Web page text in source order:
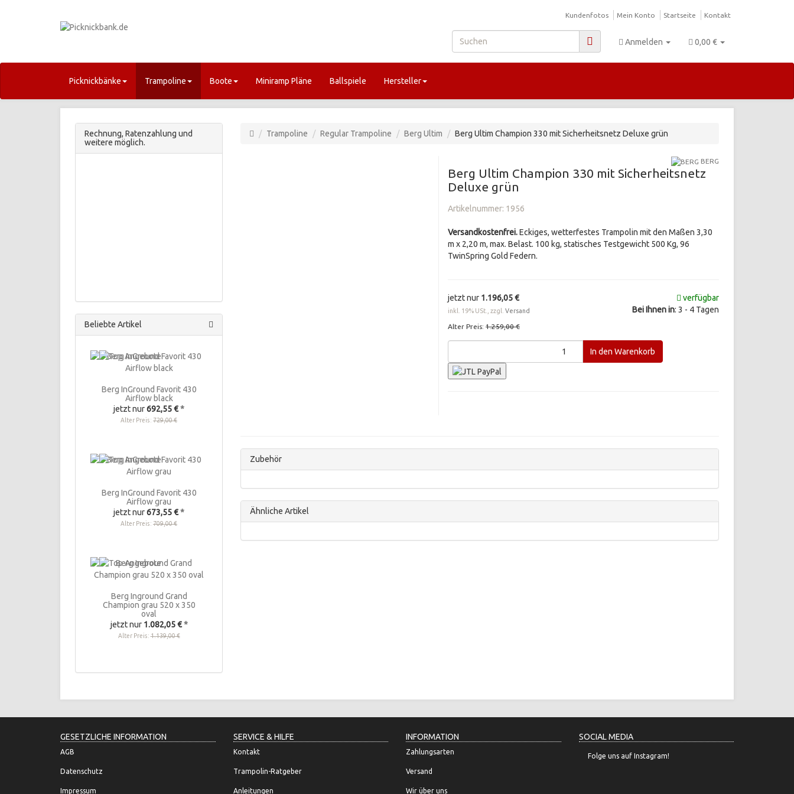
Kundenfotos Mein Konto Startseite Kontakt
Anmelden 0,00 €
Picknickbänke Trampoline Boote Miniramp Pläne Ballspiele Hersteller
Trampoline Regular Trampoline Berg Ultim Berg Ultim Champion 330 mit Sicherheitsnetz Deluxe grün
BERG
Berg Ultim Champion 330 mit Sicherheitsnetz
Deluxe grün
Artikelnummer: 1956
Versandkostenfrei.Eckiges, wetterfestes Trampolin mit den Maßen 3,30
m x 2,20 m, max. Belast. 100 kg, statisches Testgewicht 500 Kg, 96
TwinSpring Gold Federn.
jetzt nur 1.196,05 €
inkl. 19% USt., zzgl. Versand
Alter Preis: 1.259,00 €
verfügbar
Bei Ihnen in: 3 - 4 Tagen
In den Warenkorb
Zubehör
Ähnliche Artikel
Rechnung, Ratenzahlung und
weitere möglich.
Beliebte Artikel
Berg InGround Favorit 430
Airflow black
jetzt nur692,55 €*
Alter Preis: 729,00 €
Berg InGround Favorit 430
Airflow grau
jetzt nur673,55 €*
Alter Preis: 709,00 €
Berg Inground Grand
Champion grau 520 x 350
oval
jetzt nur 1.082,05 € *
Alter Preis:1.139,00 €
GESETZLICHE INFORMATION
AGB
Datenschutz
Impressum
SERVICE & HILFE
Kontakt
Trampolin-Ratgeber
Anleitungen
INFORMATION
Zahlungsarten
Versand
Wir über uns
SOCIAL MEDIA
Folge uns auf Instagram!